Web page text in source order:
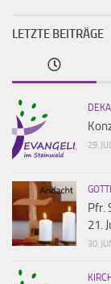
LETZTE BEITRÄGE
29.
Pfr.
21.
30.